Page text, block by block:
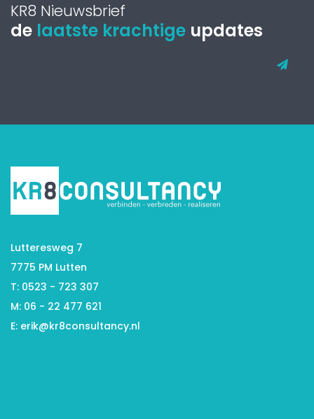
KR8 Nieuwsbrief
de laatste krachtige updates
Lutteresweg 7
7775 PM Lutten
T: 0523 - 723 307
M: 06 - 22 477 621
E: erik@kr8consultancy.nl